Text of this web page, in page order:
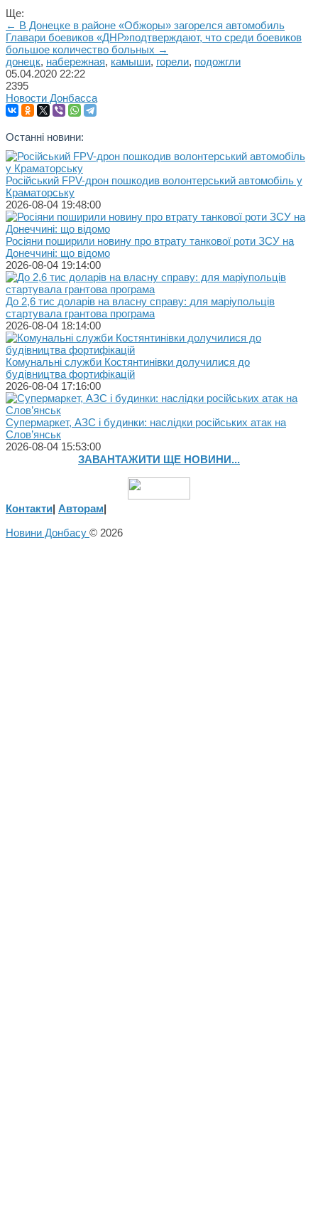
Ще:
← В Донецке в районе «Обжоры» загорелся автомобиль
Главари боевиков «ДНР»подтверждают, что среди боевиков
большое количество больных →
донецк, набережная, камыши, горели, подожгли
05.04.2020 22:22
2395
Новости Донбасса
Останні новини:
Російський FPV-дрон пошкодив волонтерський автомобіль у
Краматорську
2026-08-04 19:48:00
Росіяни поширили новину про втрату танкової роти ЗСУ на
Донеччині: що відомо
2026-08-04 19:14:00
До 2,6 тис доларів на власну справу: для маріупольців
стартувала грантова програма
2026-08-04 18:14:00
Комунальні служби Костянтинівки долучилися до
будівництва фортифікацій
2026-08-04 17:16:00
Супермаркет, АЗС і будинки: наслідки російських атак на
Слов’янськ
2026-08-04 15:53:00
ЗАВАНТАЖИТИ ЩЕ НОВИНИ...
Контакти| Авторам|
Новини Донбасу © 2026